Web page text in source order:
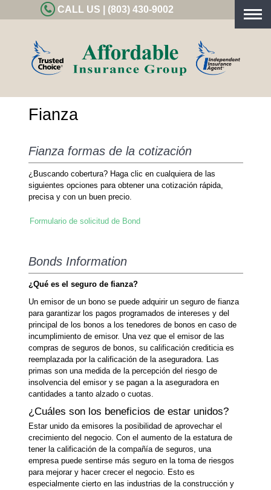
CALL US | (803) 430-9002
Fianza
Fianza formas de la cotización
¿Buscando cobertura? Haga clic en cualquiera de las
siguientes opciones para obtener una cotización rápida,
precisa y con un buen precio.
Formulario de solicitud de Bond
Bonds Information
¿Qué es el seguro de fianza?
Un emisor de un bono se puede adquirir un seguro de fianza
para garantizar los pagos programados de intereses y del
principal de los bonos a los tenedores de bonos en caso de
incumplimiento de emisor. Una vez que el emisor de las
compras de seguros de bonos, su calificación crediticia es
reemplazada por la calificación de la aseguradora. Las
primas son una medida de la percepción del riesgo de
insolvencia del emisor y se pagan a la aseguradora en
cantidades a tanto alzado o cuotas.
¿Cuáles son los beneficios de estar unidos?
Estar unido da emisores la posibilidad de aprovechar el
crecimiento del negocio. Con el aumento de la estatura de
tener la calificación de la compañía de seguros, una
empresa puede sentirse más seguro en la toma de riesgos
para mejorar y hacer crecer el negocio. Esto es
especialmente cierto en las industrias de la construcción y